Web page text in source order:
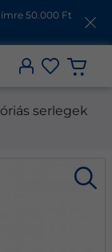
50.000 Ft
serlegek